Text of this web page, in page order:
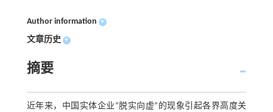
Author information +
文章历史 +
摘要
近年来，中国实体企业“脱实向虚”的现象引起各界高度关